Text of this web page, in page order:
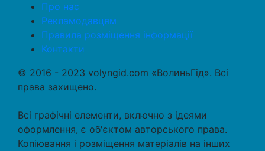
Про нас
Рекламодавцям
Правила розміщення інформації
Контакти
© 2016 - 2023 volyngid.com «ВолиньГід». Всі
права захищено.
Всі графічні елементи, включно з ідеями
оформлення, є об'єктом авторського права.
Копіювання і розміщення матеріалів на інших